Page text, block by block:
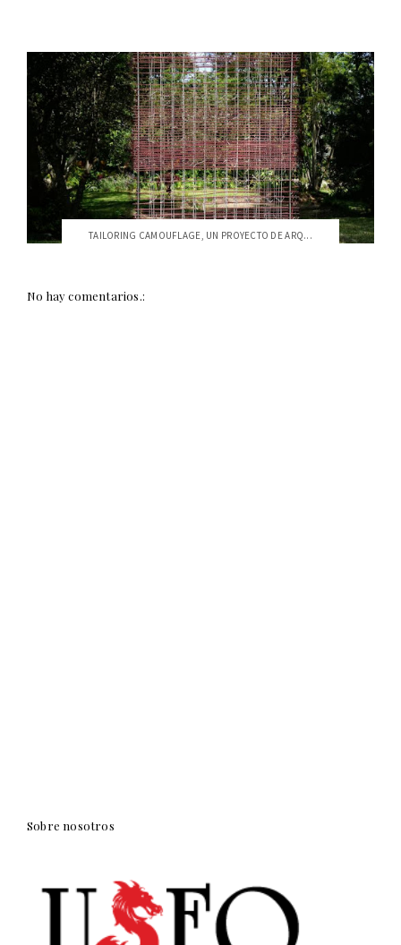
TAILORING CAMOUFLAGE, UN PROYECTO DE ARQ...
No hay comentarios.:
Sobre nosotros